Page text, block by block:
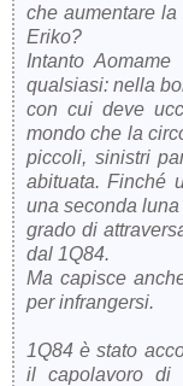
che aumentare
Eriko?
Intanto
qualsiasi: nella
con cui deve
mondo che la
piccoli, sinistri
abituata. Finché
una seconda
grado di
dal 1Q84.
Ma capisce
per infrangersi.
1Q84 è stato
il capolavoro di